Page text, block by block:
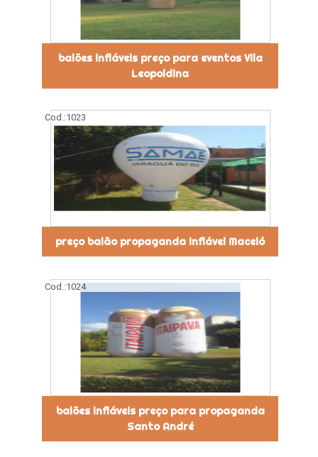
balões infláveis preço para eventos Vila
Leopoldina
Cod.:1023
preço balão propaganda inflável Maceió
Cod.:1024
balões infláveis preço para propaganda
Santo André